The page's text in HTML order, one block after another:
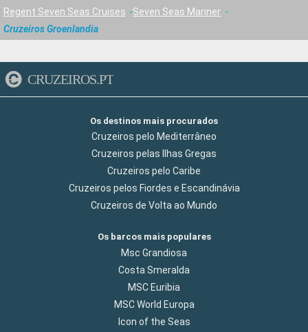
Regent Seven Seas Cruises
Seven Seas Mariner
Cruzeiros Groenlandia
CRUZEIROS.PT
Os destinos mais procurados
Cruzeiros pelo Mediterrâneo
Cruzeiros pelas Ilhas Gregas
Cruzeiros pelo Caribe
Cruzeiros pelos Fiordes e Escandinávia
Cruzeiros de Volta ao Mundo
Os barcos mais populares
Msc Grandiosa
Costa Smeralda
MSC Euribia
MSC World Europa
Icon of the Seas